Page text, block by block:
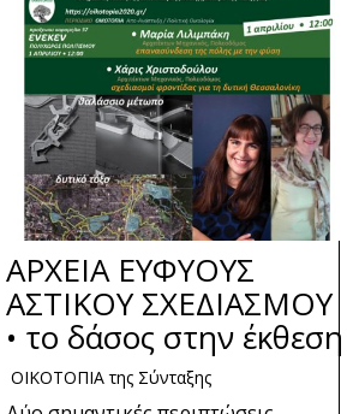
ΑΡΧΕΙΑ ΕΥΦΥΟΥΣ
ΑΣΤΙΚΟΥ ΣΧΕΔΙΑΣΜΟΥ
• το δάσος στην έκθεση
ΟΙΚΟΤΟΠΙΑ της Σύνταξης